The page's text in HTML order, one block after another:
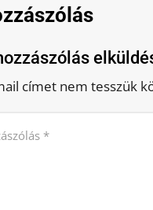
címet nem tesszük